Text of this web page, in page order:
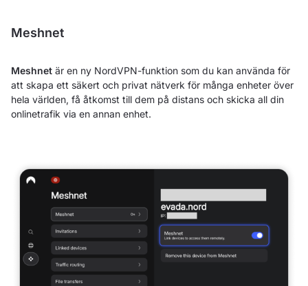
Meshnet
Meshnet är en ny NordVPN-funktion som du kan använda för
att skapa ett säkert och privat nätverk för många enheter över
hela världen, få åtkomst till dem på distans och skicka all din
onlinetrafik via en annan enhet.